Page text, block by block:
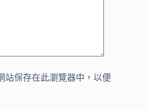
站保存在此瀏覽器中，以便